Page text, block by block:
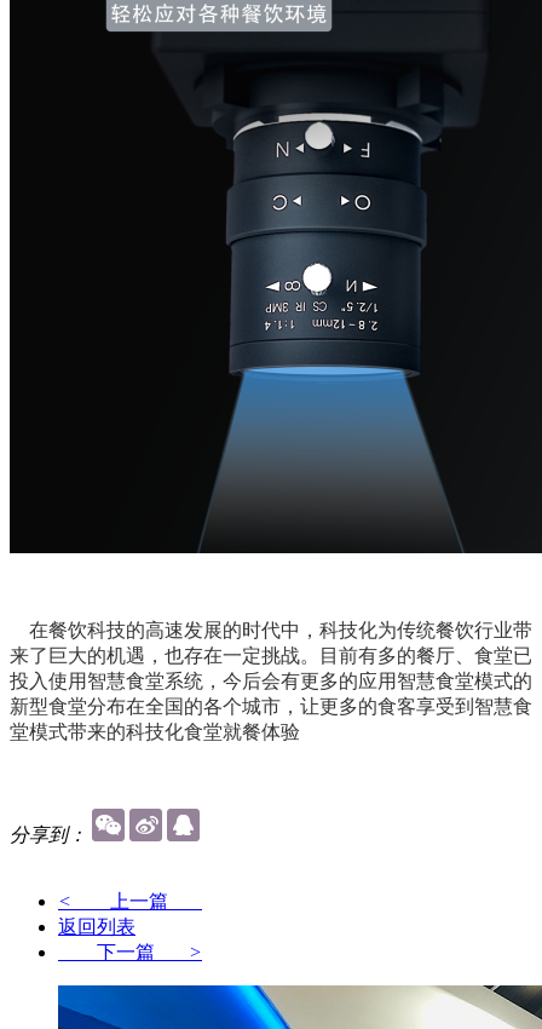
在餐饮科技的高速发展的时代中，科技化为传统餐饮行业带
来了巨大的机遇，也存在一定挑战。目前有多的餐厅、食堂已
投入使用智慧食堂系统，今后会有更多的应用智慧食堂模式的
新型食堂分布在全国的各个城市，让更多的食客享受到智慧食
堂模式带来的科技化食堂就餐体验
分享到：
< 上一篇
返回列表
下一篇 >